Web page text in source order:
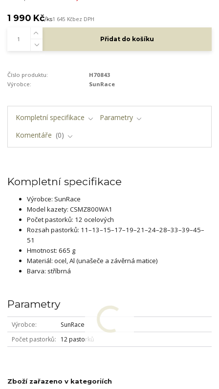
1 990 Kč/ks1 645 Kčbez DPH
Přidat do košíku
Číslo produktu:
H70843
Výrobce:
SunRace
Kompletní specifikace
Parametry
Komentáře
0
Kompletní specifikace
Výrobce: SunRace
Model kazety: CSMZ800WA1
Počet pastorků: 12 ocelových
Rozsah pastorků: 11–13–15–17–19–21–24–28–33–39–45–
51
Hmotnost: 665 g
Materiál: ocel, Al (unašeče a závěrná matice)
Barva: stříbrná
Parametry
Výrobce
SunRace
Počet pastorků
12 pastorků
Zboží zařazeno v kategoriích